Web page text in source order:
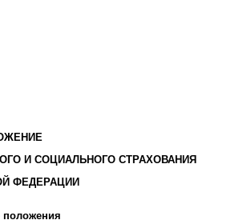
И СОЦИАЛЬНОГО СТРАХОВАНИЯ
ФЕДЕРАЦИИ
положения